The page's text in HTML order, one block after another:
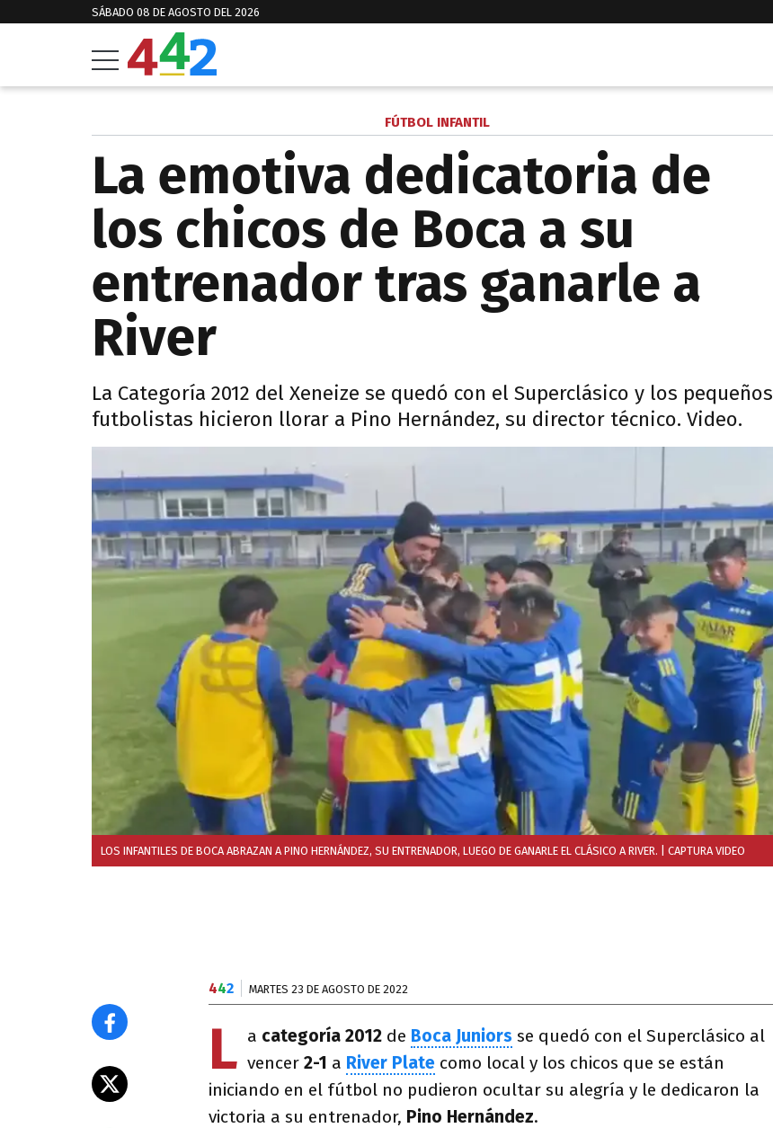
SÁBADO 08 DE AGOSTO DEL 2026
FÚTBOL INFANTIL
La emotiva dedicatoria de
los chicos de Boca a su
entrenador tras ganarle a
River
La Categoría 2012 del Xeneize se quedó con el Superclásico y los pequeños
futbolistas hicieron llorar a Pino Hernández, su director técnico. Video.
LOS INFANTILES DE BOCA ABRAZAN A PINO HERNÁNDEZ, SU ENTRENADOR, LUEGO DE GANARLE EL CLÁSICO A RIVER. | CAPTURA VIDEO
442 MARTES 23 DE AGOSTO DE 2022
L a categoría 2012 de Boca Juniors se quedó con el Superclásico al
vencer 2-1 a River Plate como local y los chicos que se están
iniciando en el fútbol no pudieron ocultar su alegría y le dedicaron la
victoria a su entrenador, Pino Hernández.